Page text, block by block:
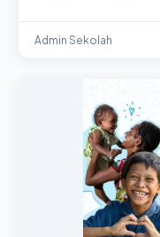
Admin Sekolah